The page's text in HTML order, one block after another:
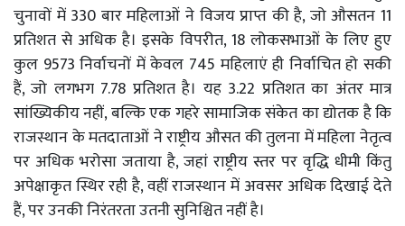
चुनावों में 330 बार महिलाओं ने विजय प्राप्त की है, जो औसतन 11
प्रतिशत से अधिक है। इसके विपरीत, 18 लोकसभाओं के लिए हुए
कुल 9573 निर्वाचनों में केवल 745 महिलाएं ही निर्वाचित हो सकी
हैं, जो लगभग 7.78 प्रतिशत है। यह 3.22 प्रतिशत का अंतर मात्र
सांख्यिकीय नहीं, बल्कि एक गहरे सामाजिक संकेत का द्योतक है कि
राजस्थान के मतदाताओं ने राष्ट्रीय औसत की तुलना में महिला नेतृत्व
पर अधिक भरोसा जताया है, जहां राष्ट्रीय स्तर पर वृद्धि धीमी किंतु
अपेक्षाकृत स्थिर रही है, वहीं राजस्थान में अवसर अधिक दिखाई देते
हैं, पर उनकी निरंतरता उतनी सुनिश्चित नहीं है।